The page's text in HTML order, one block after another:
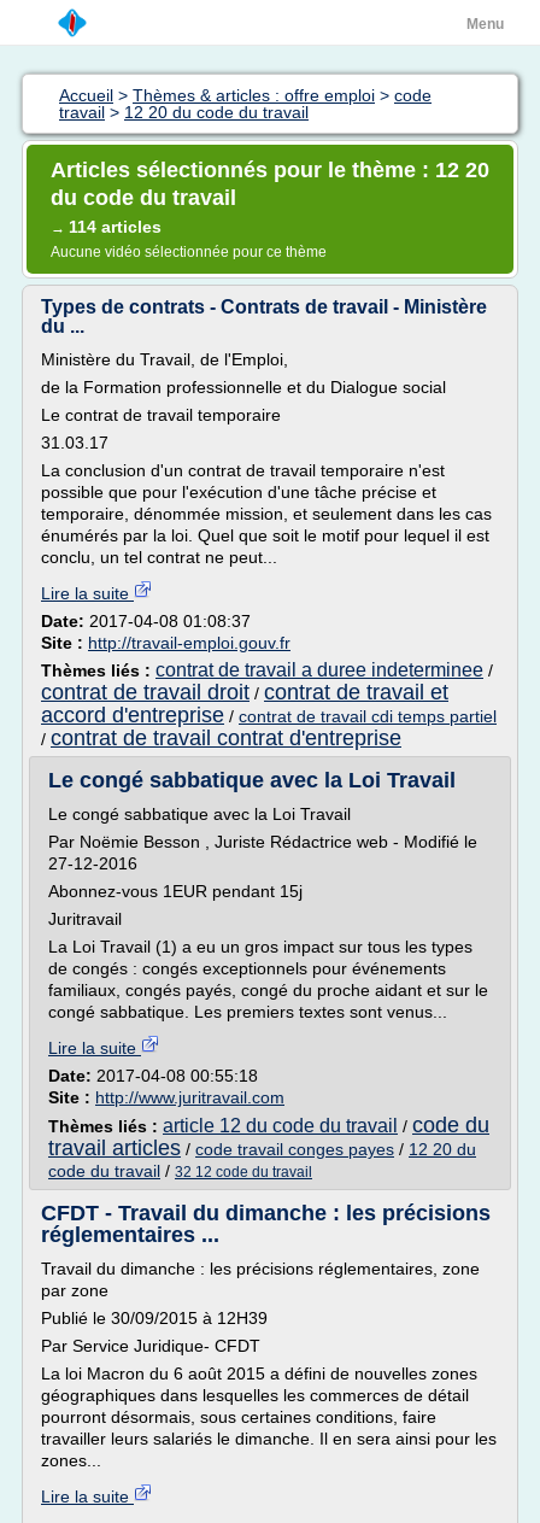
Menu
Accueil > Thèmes & articles : offre emploi > code
travail > 12 20 du code du travail
Articles sélectionnés pour le thème : 12 20
du code du travail
→ 114 articles
Aucune vidéo sélectionnée pour ce thème
Types de contrats - Contrats de travail - Ministère
du ...
Ministère du Travail, de l'Emploi,
de la Formation professionnelle et du Dialogue social
Le contrat de travail temporaire
31.03.17
La conclusion d'un contrat de travail temporaire n'est
possible que pour l'exécution d'une tâche précise et
temporaire, dénommée mission, et seulement dans les cas
énumérés par la loi. Quel que soit le motif pour lequel il est
conclu, un tel contrat ne peut...
Lire la suite
Date: 2017-04-08 01:08:37
Site : http://travail-emploi.gouv.fr
Thèmes liés : contrat de travail a duree indeterminee /
contrat de travail droit / contrat de travail et
accord d'entreprise / contrat de travail cdi temps partiel
/ contrat de travail contrat d'entreprise
Le congé sabbatique avec la Loi Travail
Le congé sabbatique avec la Loi Travail
Par Noëmie Besson , Juriste Rédactrice web - Modifié le
27-12-2016
Abonnez-vous 1EUR pendant 15j
Juritravail
La Loi Travail (1) a eu un gros impact sur tous les types
de congés : congés exceptionnels pour événements
familiaux, congés payés, congé du proche aidant et sur le
congé sabbatique. Les premiers textes sont venus...
Lire la suite
Date: 2017-04-08 00:55:18
Site : http://www.juritravail.com
Thèmes liés : article 12 du code du travail / code du
travail articles / code travail conges payes / 12 20 du
code du travail / 32 12 code du travail
CFDT - Travail du dimanche : les précisions
réglementaires ...
Travail du dimanche : les précisions réglementaires, zone
par zone
Publié le 30/09/2015 à 12H39
Par Service Juridique- CFDT
La loi Macron du 6 août 2015 a défini de nouvelles zones
géographiques dans lesquelles les commerces de détail
pourront désormais, sous certaines conditions, faire
travailler leurs salariés le dimanche. Il en sera ainsi pour les
zones...
Lire la suite